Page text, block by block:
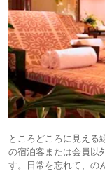
ところどころに見える
の宿泊客または会員以
す。日常を忘れて、の